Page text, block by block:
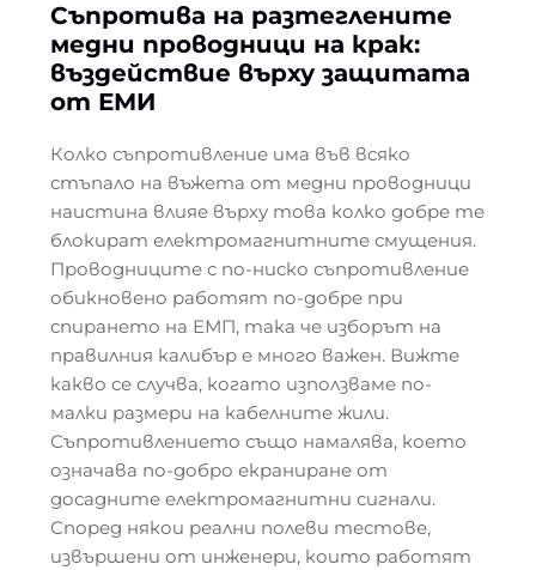
Съпротива на разтеглените
медни проводници на крак:
въздействие върху защитата
от ЕМИ
Колко съпротивление има във всяко
стъпало на въжета от медни проводници
наистина влияе върху това колко добре те
блокират електромагнитните смущения.
Проводниците с по-ниско съпротивление
обикновено работят по-добре при
спирането на ЕМП, така че изборът на
правилния калибър е много важен. Вижте
какво се случва, когато използваме по-
малки размери на кабелните жили.
Съпротивлението също намалява, което
означава по-добро екраниране от
досадните електромагнитни сигнали.
Според някои реални полеви тестове,
извършени от инженери, които работят